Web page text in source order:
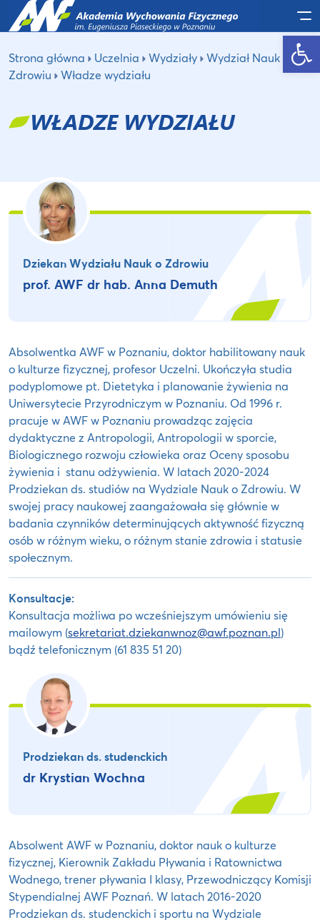
Otwórz pasek narzędzi
Strona główna Uczelnia Wydziały
Wydział Nauk o
Zdrowiu
Władze wydziału
WŁADZE WYDZIAŁU
Dziekan Wydziału Nauk o Zdrowiu
prof. AWF dr hab. Anna Demuth
Absolwentka AWF w Poznaniu, doktor habilitowany nauk
o kulturze fizycznej, profesor Uczelni. Ukończyła studia
podyplomowe pt. Dietetyka i planowanie żywienia na
Uniwersytecie Przyrodniczym w Poznaniu. Od 1996 r.
pracuje w AWF w Poznaniu prowadząc zajęcia
dydaktyczne z Antropologii, Antropologii w sporcie,
Biologicznego rozwoju człowieka oraz Oceny sposobu
żywienia i stanu odżywienia. W latach 2020-2024
Prodziekan ds. studiów na Wydziale Nauk o Zdrowiu. W
swojej pracy naukowej zaangażowała się głównie w
badania czynników determinujących aktywność fizyczną
osób w różnym wieku, o różnym stanie zdrowia i statusie
społecznym.
Konsultacje:
Konsultacja możliwa po wcześniejszym umówieniu się
mailowym (sekretariat.dziekanwnoz@awf.poznan.pl)
bądź telefonicznym (61 835 51 20)
Prodziekan ds. studenckich
dr Krystian Wochna
Absolwent AWF w Poznaniu, doktor nauk o kulturze
fizycznej, Kierownik Zakładu Pływania i Ratownictwa
Wodnego, trener pływania I klasy, Przewodniczący Komisji
Stypendialnej AWF Poznań. W latach 2016-2020
Prodziekan ds. studenckich i sportu na Wydziale